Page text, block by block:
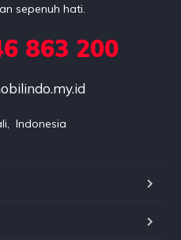
sepenuh hati.
863 200
Indonesia